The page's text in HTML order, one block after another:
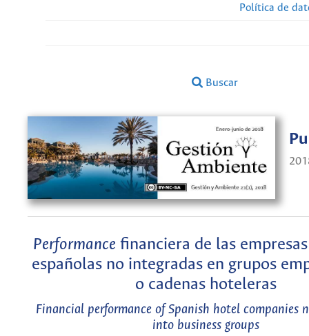
Política de
Buscar
Performance financiera de las
españolas no integradas en grupos
o cadenas hoteleras
Financial performance of Spanish hotel companies
into business groups